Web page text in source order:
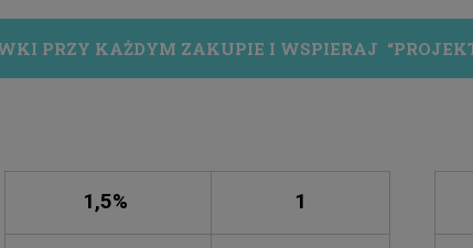
PRZY KAŻDYM ZAKUPIE I WSPIERAJ
1,5% 1